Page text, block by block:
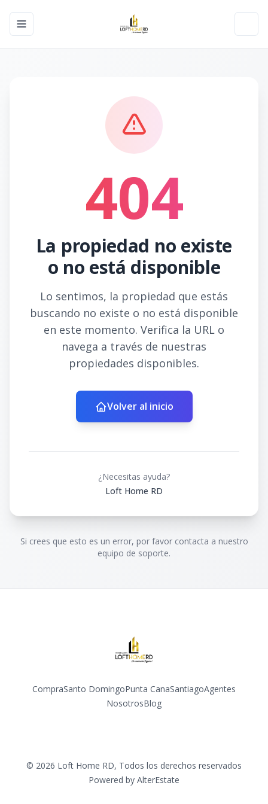
Toggle navigation menu
404
La propiedad no existe
o no está disponible
Lo sentimos, la propiedad que estás
buscando no existe o no está disponible
en este momento. Verifica la URL o
navega a través de nuestras
propiedades disponibles.
Volver al inicio
¿Necesitas ayuda?
Loft Home RD
Si crees que esto es un error, por favor contacta a nuestro
equipo de soporte.
CompraSanto DomingoPunta CanaSantiagoAgentes
NosotrosBlog
© 2026 Loft Home RD, Todos los derechos reservados
Powered by AlterEstate